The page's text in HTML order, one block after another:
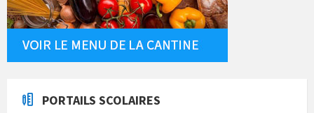
PORTAILS SCOLAIRES